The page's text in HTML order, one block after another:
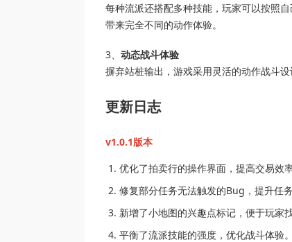
每种流派还搭配多种技能，玩家可以按照
带来完全不同的动作体验。
3、 动态战斗体验
摒弃站桩输出，游戏采用灵活的动作战斗
更新日志
v1.0.1版本
优化了拍卖行的操作界面，提高交易效率
修复部分任务无法触发的Bug，提升任
新增了小地图的兴趣点标记，便于玩家
平衡了流派技能的强度，优化战斗体验。